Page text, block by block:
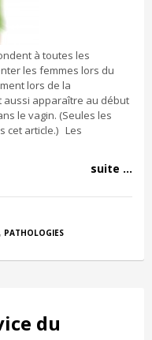
à toutes les
les femmes lors du
lors de la
aussi apparaître au début
le vagin. (Seules les
cet article.) Les
suite ...
, PATHOLOGIES
du